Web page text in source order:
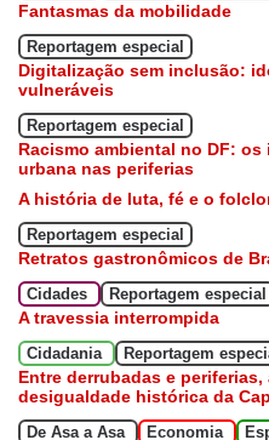
Fantasmas da mobilidade
Reportagem especial
Digitalização sem inclusão:
vulneráveis
Reportagem especial
Racismo ambiental no DF:
urbana nas periferias
A história de luta, fé e o
Reportagem especial
Retratos gastronômicos de
Cidades Reportagem especial
A travessia interrompida
Cidadania Reportagem
Entre derrubadas e
desigualdade histórica da
De Asa a Asa Economia